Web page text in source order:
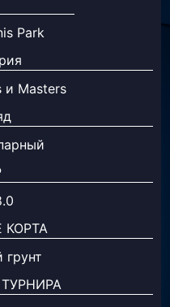
Park
и Masters
КОРТА